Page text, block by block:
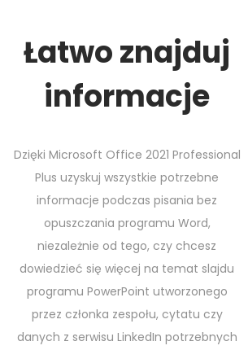
Łatwo znajduj
informacje
Dzięki Microsoft Office 2021 Professional
Plus uzyskuj wszystkie potrzebne
informacje podczas pisania bez
opuszczania programu Word,
niezależnie od tego, czy chcesz
dowiedzieć się więcej na temat slajdu
programu PowerPoint utworzonego
przez członka zespołu, cytatu czy
danych z serwisu LinkedIn potrzebnych